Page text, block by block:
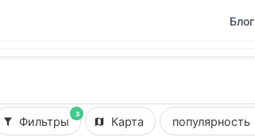
Блог
3
Фильтры Карта популярность